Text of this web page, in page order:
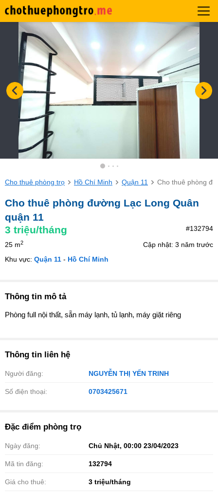
Cho thuê phòng trọ Hồ Chí Minh Quận 11 Cho thuê phòng
Cho thuê phòng đường Lạc Long Quân
quận 11
3 triệu/tháng #132794
25 m2
Cập nhật: 3 năm trước
Khu vực: Quận 11 - Hồ Chí Minh
Thông tin mô tả
Phòng full nội thất, sẵn máy lạnh, tủ lạnh, máy giặt riêng
Thông tin liên hệ
Người đăng: NGUYỄN THỊ YẾN TRINH
Số điện thoại: 0703425671
Đặc điểm phòng trọ
Ngày đăng: Chủ Nhật, 00:00 23/04/2023
Mã tin đăng: 132794
Giá cho thuê: 3 triệu/tháng